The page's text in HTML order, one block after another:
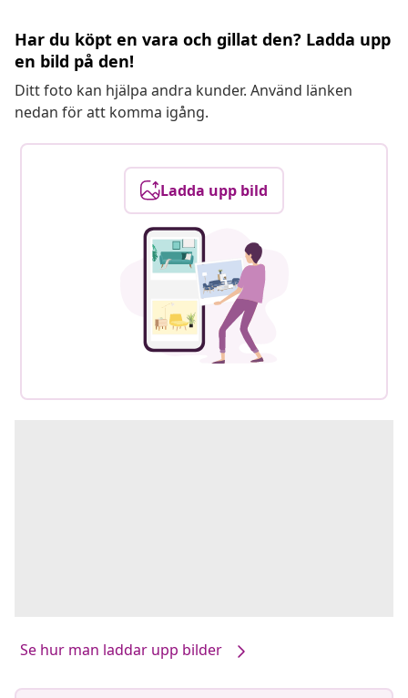
Har du köpt en vara och gillat den? Ladda upp
en bild på den!
Ditt foto kan hjälpa andra kunder. Använd länken
nedan för att komma igång.
Ladda upp bild
Se hur man laddar upp bilder